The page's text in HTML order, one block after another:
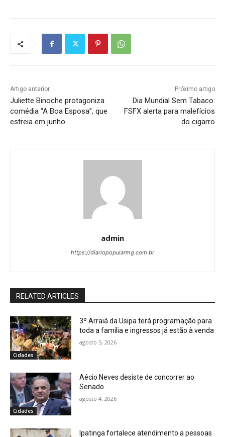
Artigo anterior
Juliette Binoche protagoniza
comédia “A Boa Esposa”, que
estreia em junho
Próximo artigo
Dia Mundial Sem Tabaco:
FSFX alerta para malefícios
do cigarro
admin
https://diariopopularmg.com.br
RELATED ARTICLES
Cidades
3º Arraiá da Usipa terá programação para
toda a família e ingressos já estão à venda
agosto 5, 2026
Cidades
Aécio Neves desiste de concorrer ao
Senado
agosto 4, 2026
Ipatinga fortalece atendimento a pessoas